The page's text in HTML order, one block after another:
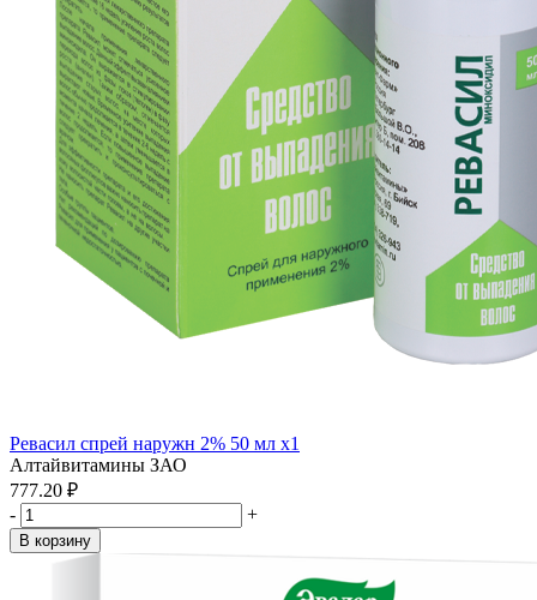
Ревасил спрей наружн 2% 50 мл x1
Алтайвитамины ЗАО
777.20 ₽
-
+
В корзину